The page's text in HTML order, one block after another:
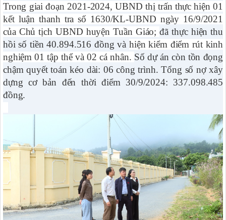
Trong giai đoạn 2021-2024, UBND thị trấn thực hiện 01
kết luận thanh tra số 1630/KL-UBND ngày 16/9/2021
của Chủ tịch UBND huyện Tuần Giáo;đã thực hiện thu
hồi số tiền 40.894.516 đồng và hiện kiểm điểm rút kinh
nghiệm 01 tập thể và 02 cá nhân. Số dự án còn tồn đọng
chậm quyết toán kéo dài: 06 công trình. Tổng số nợ xây
dựng cơ bản đến thời điểm 30/9/2024: 337.098.485
đồng.